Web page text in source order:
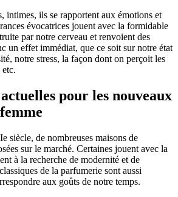
intimes, ils se rapportent aux émotions et
évocatrices jouent avec la formidable
par notre cerveau et renvoient des
un effet immédiat, que ce soit sur notre état
notre stress, la façon dont on perçoit les
pour les nouveaux
siècle, de nombreuses maisons de
sur le marché. Certaines jouent avec la
à la recherche de modernité et de
de la parfumerie sont aussi
aux goûts de notre temps.